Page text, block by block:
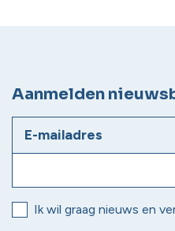
Aanmelden
E-mailadres
Ik wil graag nieuws en